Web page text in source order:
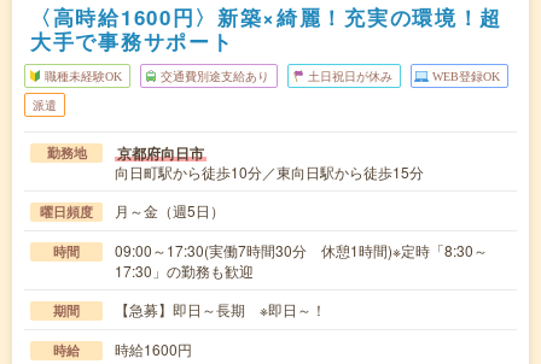
〈高時給1600円〉新築×綺麗！充実の環境！超
大手で事務サポート
職種未経験OK 交通費別途支給あり 土日祝日が休み WEB登録OK
派遣
勤務地 京都府向日市
向日町駅から徒歩10分／東向日駅から徒歩15分
曜日頻度 月～金（週5日）
時間
09:00～17:30(実働7時間30分 休憩1時間)※定時「8:30～
17:30」の勤務も歓迎
期間 【急募】即日～長期 ※即日～！
時給 時給1600円